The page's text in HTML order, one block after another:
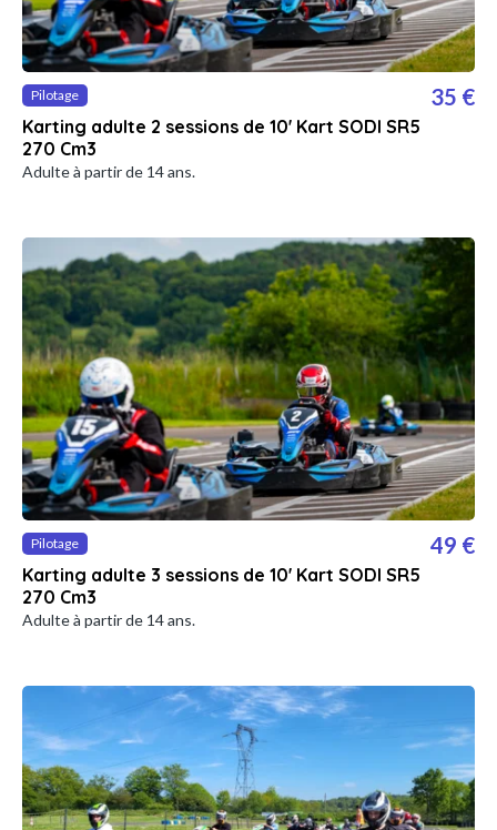
Pilotage
Karting adulte 2 sessions de 10' Kart SODI SR5
270 Cm3
35 €
Adulte à partir de 14 ans.
Pilotage
Karting adulte 3 sessions de 10' Kart SODI SR5
270 Cm3
49 €
Adulte à partir de 14 ans.